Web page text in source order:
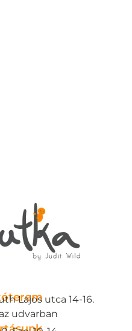
Lajos utca 14-16.
udvarban